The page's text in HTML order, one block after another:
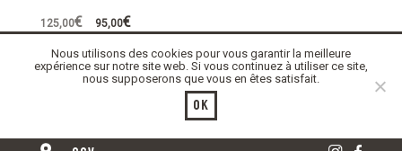
125,00€
prix
initial
était :
125,00€.
95,00€
Le
prix
actuel
est :
95,00€.
En stock
Bert
Ajouter au panier
Nous utilisons des cookies pour vous garantir la meilleure
expérience sur notre site web. Si vous continuez à utiliser ce site,
nous supposerons que vous en êtes satisfait.
Ok